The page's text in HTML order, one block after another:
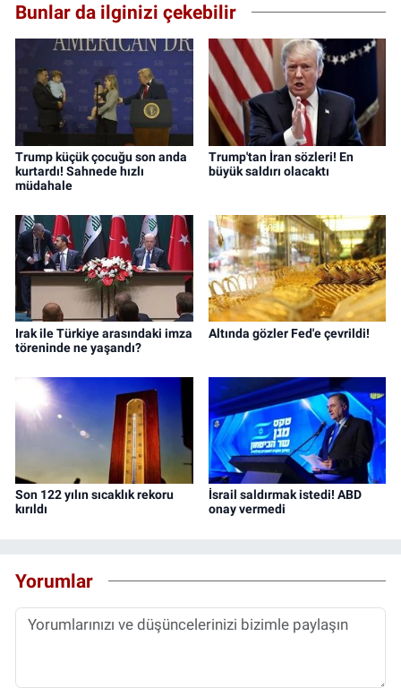
Bunlar da ilginizi çekebilir
Trump küçük çocuğu son anda
kurtardı! Sahnede hızlı
müdahale
Trump'tan İran sözleri! En
büyük saldırı olacaktı
Irak ile Türkiye arasındaki imza
töreninde ne yaşandı?
Altında gözler Fed'e çevrildi!
Son 122 yılın sıcaklık rekoru
kırıldı
İsrail saldırmak istedi! ABD
onay vermedi
Yorumlar